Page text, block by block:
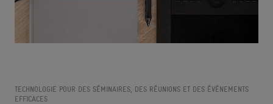
TECHNOLOGIE POUR DES SÉMINAIRES, DES RÉUNIONS ET DES ÉVÉNEMENTS
EFFICACES